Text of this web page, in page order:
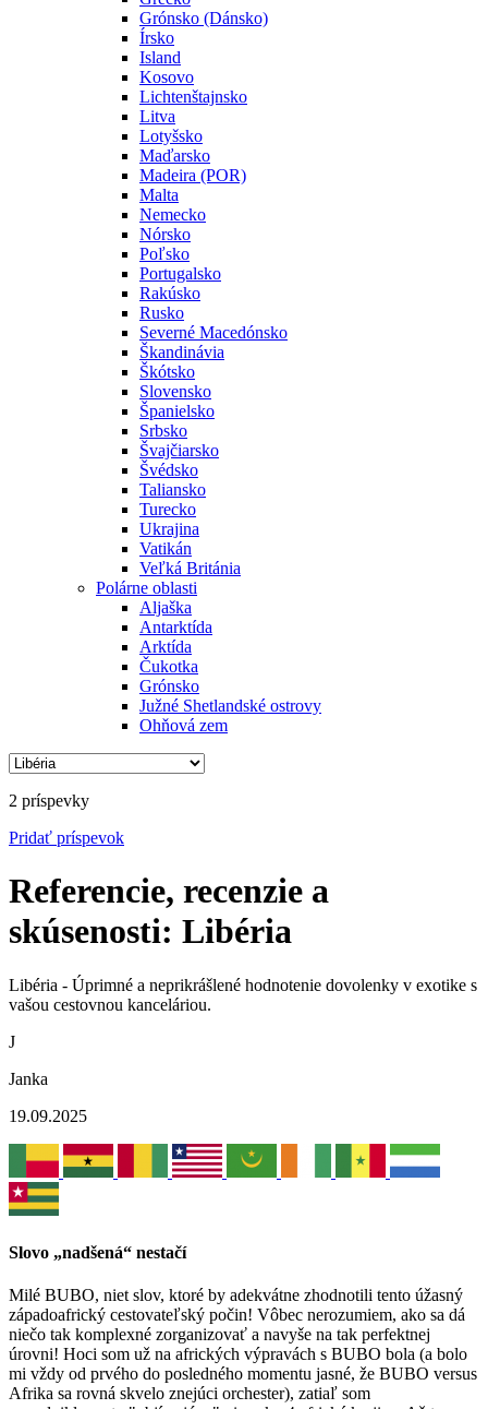
Grónsko (Dánsko)
Írsko
Island
Kosovo
Lichtenštajnsko
Litva
Lotyšsko
Maďarsko
Madeira (POR)
Malta
Nemecko
Nórsko
Poľsko
Portugalsko
Rakúsko
Rusko
Severné Macedónsko
Škandinávia
Škótsko
Slovensko
Španielsko
Srbsko
Švajčiarsko
Švédsko
Taliansko
Turecko
Ukrajina
Vatikán
Veľká Británia
Polárne oblasti
Aljaška
Antarktída
Arktída
Čukotka
Grónsko
Južné Shetlandské ostrovy
Ohňová zem
2 príspevky
Pridať príspevok
Referencie, recenzie a
skúsenosti: Libéria
Libéria - Úprimné a neprikrášlené hodnotenie dovolenky v exotike s
vašou cestovnou kanceláriou.
J
Janka
19.09.2025
Slovo „nadšená“ nestačí
Milé BUBO, niet slov, ktoré by adekvátne zhodnotili tento úžasný
západoafrický cestovateľský počin! Vôbec nerozumiem, ako sa dá
niečo tak komplexné zorganizovať a navyše na tak perfektnej
úrovni! Hoci som už na afrických výpravách s BUBO bola (a bolo
mi vždy od prvého do posledného momentu jasné, že BUBO versus
Afrika sa rovná skvelo znejúci orchester), zatiaľ som